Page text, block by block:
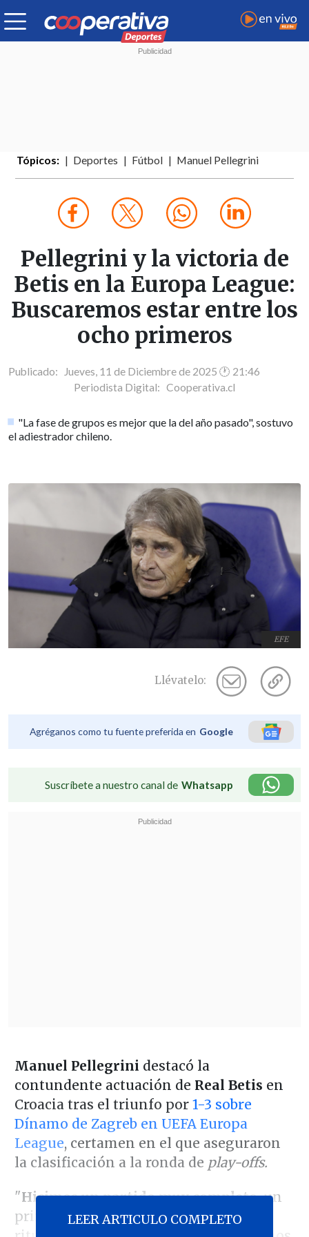
Tópicos: Deportes Fútbol Manuel Pellegrini
Pellegrini y la victoria de
Betis en la Europa League:
Buscaremos estar entre los
ocho primeros
Publicado: Jueves, 11 de Diciembre de 2025 🕐 21:46
Periodista Digital: Cooperativa.cl
"La fase de grupos es mejor que la del año pasado", sostuvo
el adiestrador chileno.
EFE
Llévatelo:
Agréganos como tu fuente preferida en Google
Suscríbete a nuestro canal de Whatsapp
Manuel Pellegrini destacó la
contundente actuación de Real Betis en
Croacia tras el triunfo por 1-3 sobre
Dínamo de Zagreb en UEFA Europa
League, certamen en el que aseguraron
la clasificación a la ronda de play-offs.
"Hicimos un partido muy completo, un
primer tiempo donde controlamos el
LEER ARTICULO COMPLETO